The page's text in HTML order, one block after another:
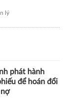
phát hành
để hoán đổi
tỷ đồng,
hơn 1.700 tỷ
tựa lợi